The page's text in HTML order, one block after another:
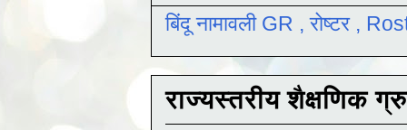
बिंदू नामावली GR , रोष्टर ,
राज्यस्तरीय शैक्षणिक